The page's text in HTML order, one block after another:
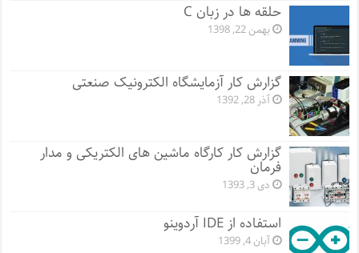
حلقه ها در زبان C
بهمن 22, 1398
گزارش کار آزمایشگاه الکترونیک صنعتی
آذر 28, 1392
گزارش کار کارگاه ماشین های الکتریکی و مدار
فرمان
دی 3, 1393
استفاده از IDE آردوینو
آبان 4, 1399